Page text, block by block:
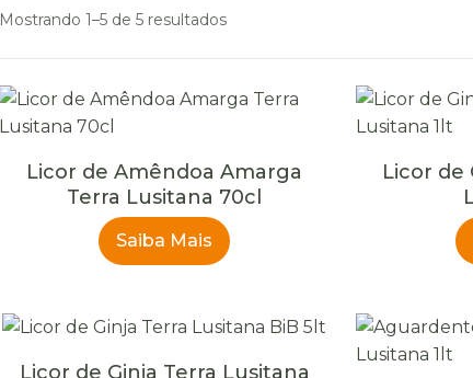
Mostrando 1–5 de 5 resultados
Licor de Amêndoa Amarga
Terra Lusitana 70cl
Saiba Mais
Licor de
Licor de Ginja Terra Lusitana